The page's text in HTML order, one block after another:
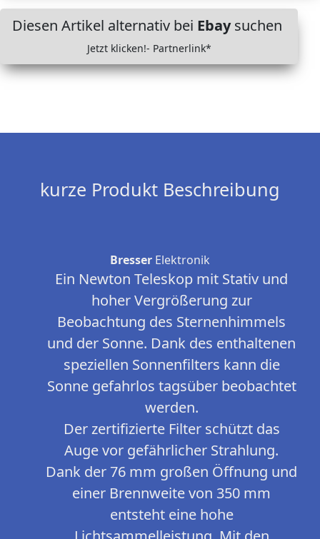
Diesen Artikel alternativ bei Ebaysuchen
Jetzt klicken!- Partnerlink*
kurze Produkt Beschreibung
Bresser Elektronik
Ein Newton Teleskop mit Stativ und
hoher Vergrößerung zur
Beobachtung des Sternenhimmels
und der Sonne. Dank des enthaltenen
speziellen Sonnenfilters kann die
Sonne gefahrlos tagsüber beobachtet
werden.
Der zertifizierte Filter schützt das
Auge vor gefährlicher Strahlung.
Dank der 76 mm großen Öffnung und
einer Brennweite von 350 mm
entsteht eine hohe